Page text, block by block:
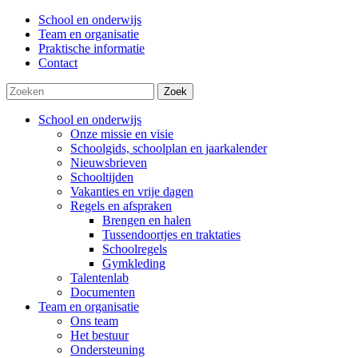
School en onderwijs
Team en organisatie
Praktische informatie
Contact
Zoek
School en onderwijs
Onze missie en visie
Schoolgids, schoolplan en jaarkalender
Nieuwsbrieven
Schooltijden
Vakanties en vrije dagen
Regels en afspraken
Brengen en halen
Tussendoortjes en traktaties
Schoolregels
Gymkleding
Talentenlab
Documenten
Team en organisatie
Ons team
Het bestuur
Ondersteuning